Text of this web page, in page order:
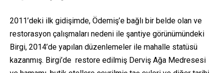
2011’deki ilk gidişimde, Ödemiş’e bağlı bir belde olan ve
restorasyon çalışmaları nedeni ile şantiye görünümündeki
Birgi, 2014’de yapılan düzenlemeler ile mahalle statüsü
kazanmış. Birgi’de restore edilmiş Derviş Ağa Medresesi